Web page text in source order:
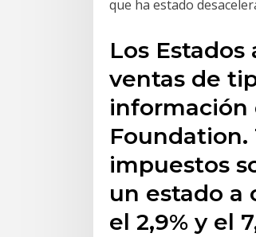
que ha estado
Los
ventas de
información
Foundation.
impuestos
un estado a
el 2,9% y el